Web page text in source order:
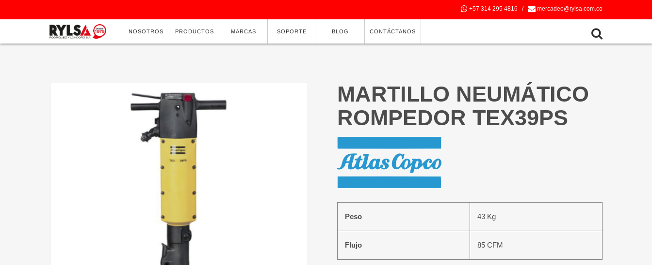
+57 314 295 4816 / mercadeo@rylsa.com.co
NOSOTROS PRODUCTOS MARCAS SOPORTE BLOG CONTÁCTANOS
MARTILLO NEUMÁTICO
ROMPEDOR TEX39PS
Peso 43 Kg
Flujo 85 CFM